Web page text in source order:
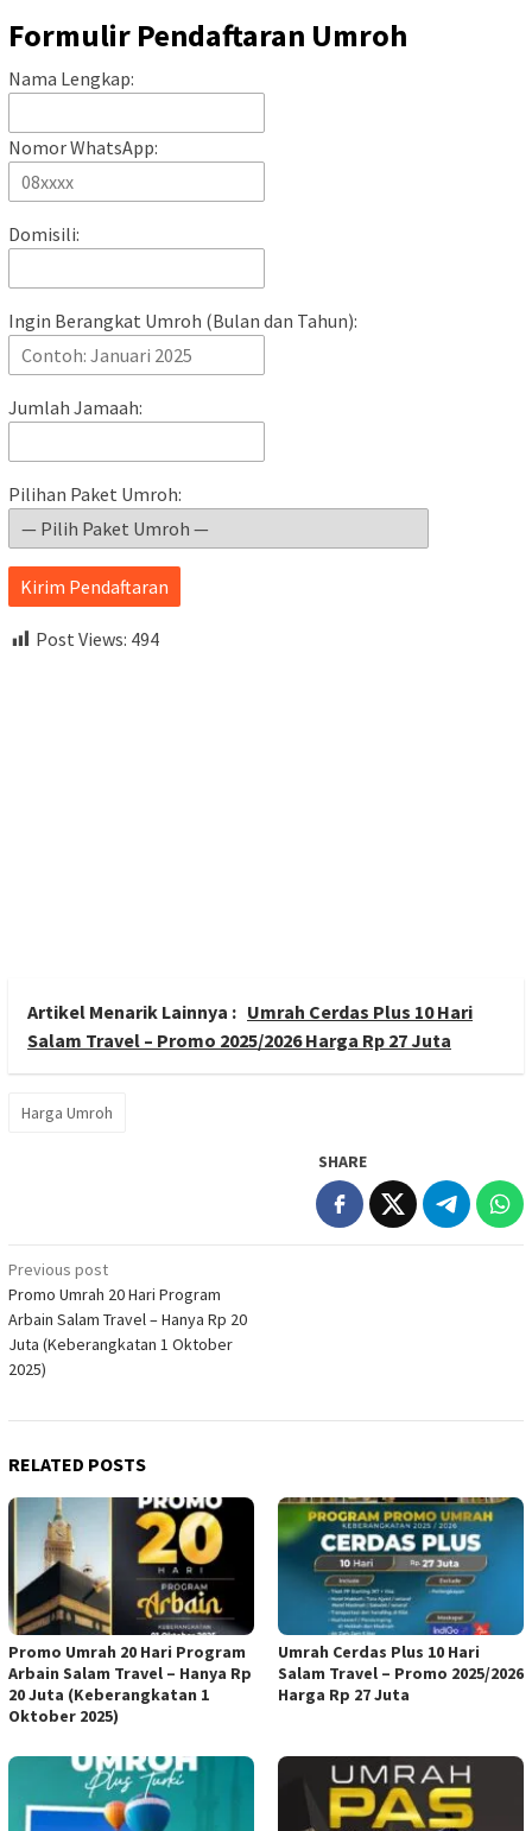
Formulir Pendaftaran Umroh
Nama Lengkap:
Nomor WhatsApp:
Domisili:
Ingin Berangkat Umroh (Bulan dan Tahun):
Jumlah Jamaah:
Pilihan Paket Umroh:
Kirim Pendaftaran
Post Views: 494
Artikel Menarik Lainnya : Umrah Cerdas Plus 10 Hari
Salam Travel – Promo 2025/2026 Harga Rp 27 Juta
Harga Umroh
SHARE
Post
navigation
Previous post
Promo Umrah 20 Hari Program
Arbain Salam Travel – Hanya Rp 20
Juta (Keberangkatan 1 Oktober
2025)
RELATED POSTS
Promo Umrah 20 Hari Program
Arbain Salam Travel – Hanya Rp
20 Juta (Keberangkatan 1
Oktober 2025)
Umrah Cerdas Plus 10 Hari
Salam Travel – Promo 2025/2026
Harga Rp 27 Juta